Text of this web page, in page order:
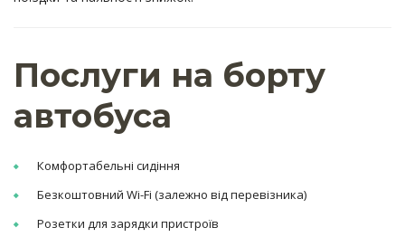
Послуги на борту
автобуса
Комфортабельні сидіння
Безкоштовний Wi-Fi (залежно від перевізника)
Розетки для зарядки пристроїв